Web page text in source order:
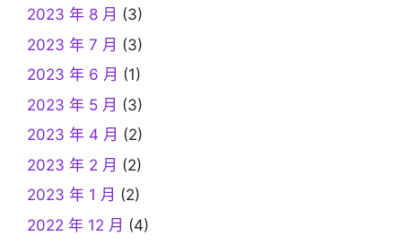
2023 年 8 月 (3)
2023 年 7 月 (3)
2023 年 6 月 (1)
2023 年 5 月 (3)
2023 年 4 月 (2)
2023 年 2 月 (2)
2023 年 1 月 (2)
2022 年 12 月 (4)